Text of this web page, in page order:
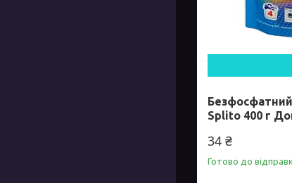
Splito 400 г
34 ₴
Готово до